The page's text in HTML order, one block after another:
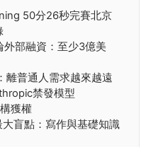
50分26秒完賽北京
部融資：至少3億美
離普通人需求越來越遠
禁發模型
獲權
盲點：寫作與基礎知識